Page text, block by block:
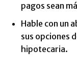
pagos sean
Hable con un
sus opciones
hipotecaria.